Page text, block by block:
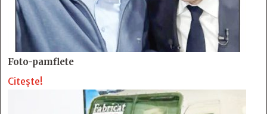
Foto-pamflete
Citește!